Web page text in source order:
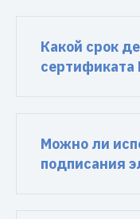
Какой срок
сертификата
Можно ли
подписания